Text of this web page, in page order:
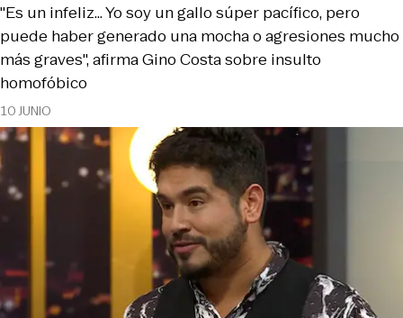
10 JUNIO
"Es un infeliz... Yo soy un gallo súper pacífico, pero
puede haber generado una mocha o agresiones mucho
más graves", afirma Gino Costa sobre insulto
homofóbico